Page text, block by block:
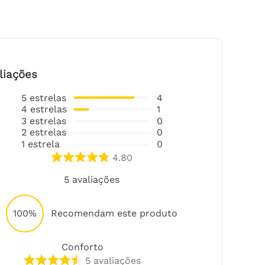
5 estrelas
4 estrelas
3 estrelas
2 estrelas
1 estrela
4
1
0
0
0
4.80
5 avaliações
100% Recomendam este produto
Conforto
5 avaliações